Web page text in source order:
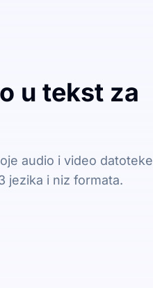
u tekst za
audio i video datoteke
jezika i niz formata.